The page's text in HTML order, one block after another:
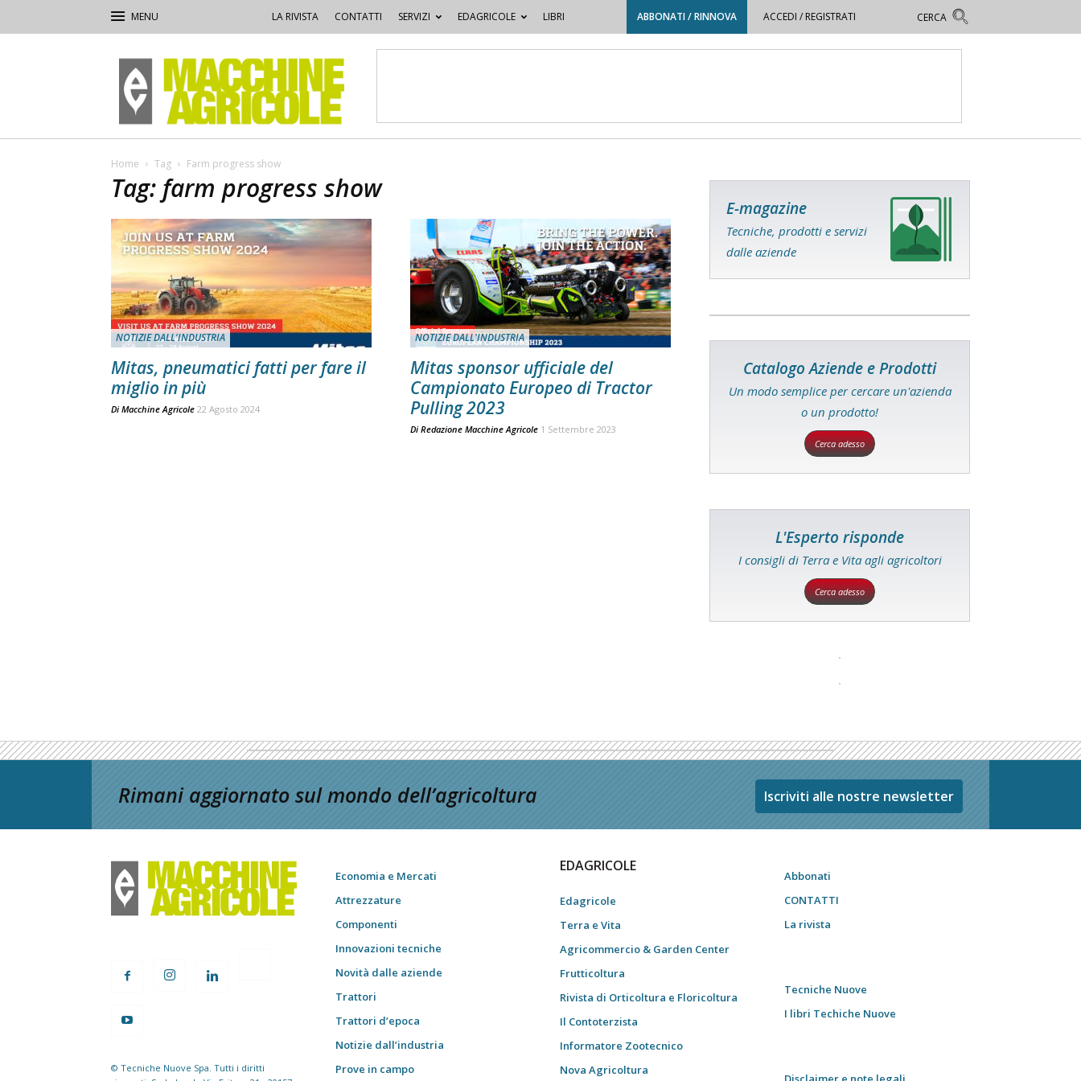
LA RIVISTA CONTATTI SERVIZI EDAGRICOLE LIBRI ABBONATI / RINNOVA ACCEDI / REGISTRATI
Macchine
Agricole
Home Tag Farm progress show
Tag: farm progress show
NOTIZIE DALL'INDUSTRIA
Mitas, pneumatici fatti per fare il
miglio in più
Di Macchine Agricole 22 Agosto 2024
NOTIZIE DALL'INDUSTRIA
Mitas sponsor ufficiale del
Campionato Europeo di Tractor
Pulling 2023
Di Redazione Macchine Agricole 1 Settembre 2023
E-magazine
Tecniche, prodotti e servizi
dalle aziende
Catalogo Aziende e Prodotti
Un modo semplice per cercare un'azienda
o un prodotto!
Cerca adesso
L'Esperto risponde
I consigli di Terra e Vita agli agricoltori
Cerca adesso
Rimani aggiornato sul mondo dell’agricoltura Iscriviti alle nostre newsletter
© Tecniche Nuove Spa. Tutti i diritti
Economia e Mercati
Attrezzature
Componenti
Innovazioni tecniche
Novità dalle aziende
Trattori
Trattori d’epoca
Notizie dall’industria
Prove in campo
EDAGRICOLE
Edagricole
Terra e Vita
Agricommercio & Garden Center
Frutticoltura
Rivista di Orticoltura e Floricoltura
Il Contoterzista
Informatore Zootecnico
Nova Agricoltura
Abbonati
CONTATTI
La rivista
Tecniche Nuove
I libri Techiche Nuove